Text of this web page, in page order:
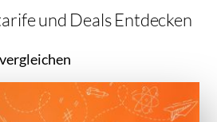
und Deals Entdecken